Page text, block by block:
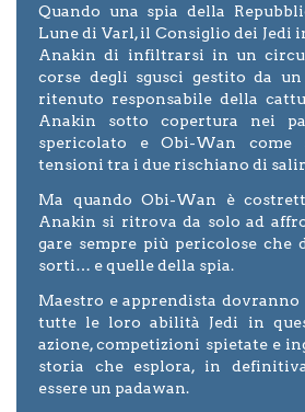
Quando una spia della
Lune di Varl, il Consiglio dei Jedi
Anakin di infiltrarsi in un
corse degli sgusci gestito da
ritenuto responsabile della
Anakin sotto copertura nei
spericolato e Obi-Wan come
tensioni tra i due rischiano di
Ma quando Obi-Wan è
Anakin si ritrova da solo ad
gare sempre più pericolose che
sorti… e quelle della spia.
Maestro e apprendista
tutte le loro abilità Jedi in
azione, competizioni spietate e
storia che esplora, in
essere un padawan.